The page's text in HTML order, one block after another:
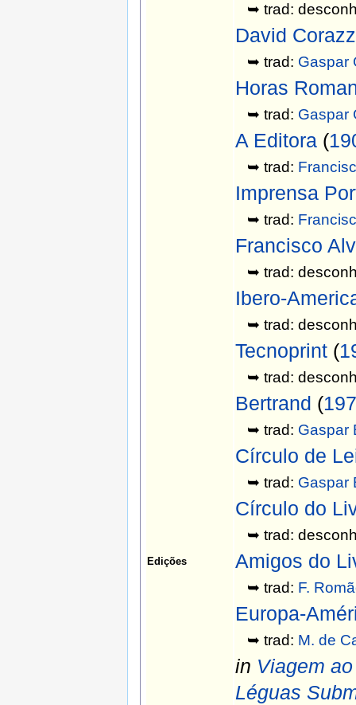
Edições
➥ trad:
David
➥ trad: Gaspar
Horas
➥ trad: Gaspar
A Editora (
➥ trad:
Imprensa
➥ trad:
Francisco
➥ trad:
Ibero-
➥ trad:
Tecnoprint (
➥ trad:
Bertrand (
➥ trad: Gaspar
Círculo de
➥ trad: Gaspar
Círculo do
➥ trad:
Amigos do
➥ trad: F.
Europa-
➥ trad: M. de
in Viagem
Léguas